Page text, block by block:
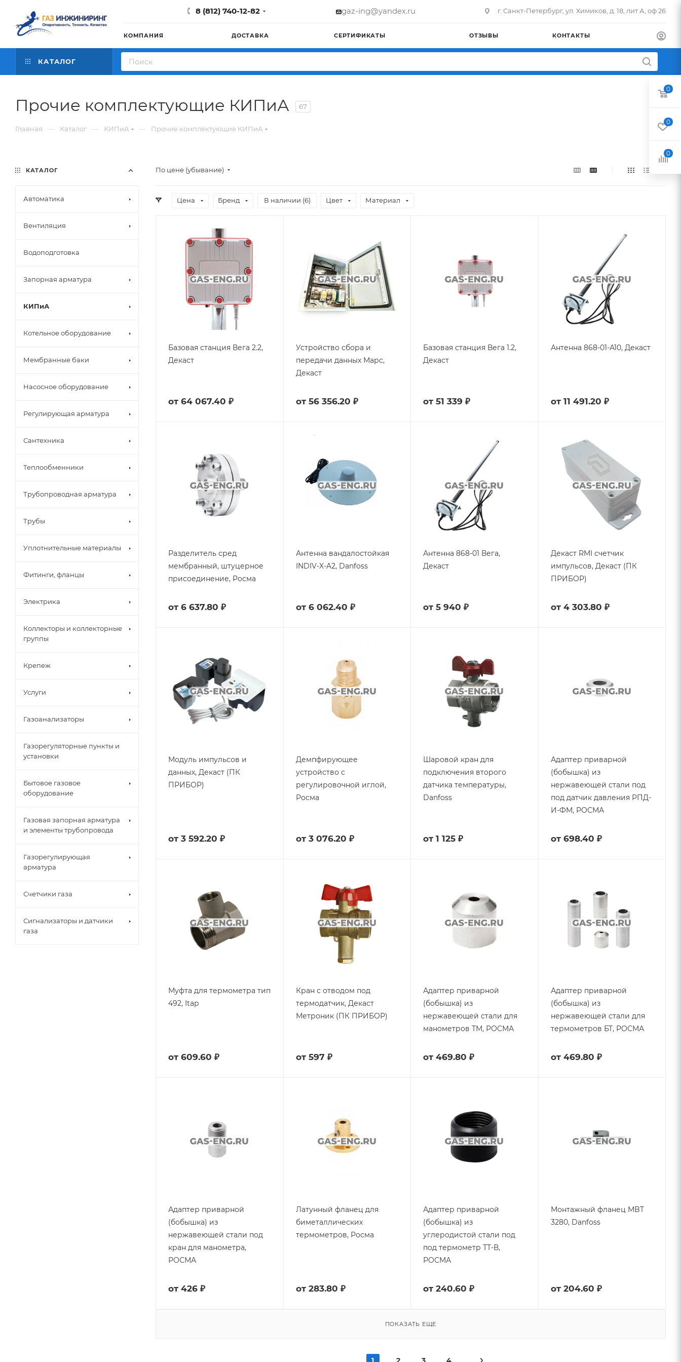
8 (812) 740-12-82 gaz-ing@yandex.ru г. Санкт-Петербург, ул. Химиков, д. 18, лит А, оф 26
КОМПАНИЯ ДОСТАВКА СЕРТИФИКАТЫ ОТЗЫВЫ КОНТАКТЫ
КАТАЛОГ
Прочие комплектующие КИПиА 67
Главная — Каталог — КИПиА — Прочие комплектующие КИПиА
По цене (убывание)
Цена Бренд В наличии (6) Цвет Материал
Базовая станция Вега 2.2,
Декаст
от 64 067.40 ₽
Устройство сбора и
передачи данных Марс,
Декаст
от 56 356.20 ₽
Базовая станция Вега 1.2,
Декаст
от 51 339 ₽
Антенна 868-01-А10, Декаст
от 11 491.20 ₽
Разделитель сред
мембранный, штуцерное
присоединение, Росма
от 6 637.80 ₽
Антенна вандалостойкая
INDIV-X-A2, Danfoss
от 6 062.40 ₽
Антенна 868-01 Вега,
Декаст
от 5 940 ₽
Декаст RMI счетчик
импульсов, Декаст (ПК
ПРИБОР)
от 4 303.80 ₽
Модуль импульсов и
данных, Декаст (ПК
ПРИБОР)
от 3 592.20 ₽
Демпфирующее
устройство с
регулировочной иглой,
Росма
от 3 076.20 ₽
Шаровой кран для
подключения второго
датчика температуры,
Danfoss
от 1 125 ₽
Адаптер приварной
(бобышка) из
нержавеющей стали под
под датчик давления РПД-
И-ФМ, РОСМА
от 698.40 ₽
Муфта для термометра тип
492, Itap
от 609.60 ₽
Кран с отводом под
термодатчик, Декаст
Метроник (ПК ПРИБОР)
от 597 ₽
Адаптер приварной
(бобышка) из
нержавеющей стали для
манометров ТМ, РОСМА
от 469.80 ₽
Адаптер приварной
(бобышка) из
нержавеющей стали для
термометров БТ, РОСМА
от 469.80 ₽
Адаптер приварной
(бобышка) из
нержавеющей стали под
кран для манометра,
РОСМА
от 426 ₽
Латунный фланец для
биметаллических
термометров, Росма
от 283.80 ₽
Адаптер приварной
(бобышка) из
углеродистой стали под
под термометр ТТ-В,
РОСМА
от 240.60 ₽
Монтажный фланец MBT
3280, Danfoss
от 204.60 ₽
ПОКАЗАТЬ ЕЩЕ
КАТАЛОГ
Автоматика
Вентиляция
Водоподготовка
Запорная арматура
КИПиА
Котельное оборудование
Мембранные баки
Насосное оборудование
Регулирующая арматура
Сантехника
Теплообменники
Трубопроводная арматура
Трубы
Уплотнительные материалы
Фитинги, фланцы
Электрика
Коллекторы и коллекторные
группы
Крепеж
Услуги
Газоанализаторы
Газорегуляторные пункты и
установки
Бытовое газовое
оборудование
Газовая запорная арматура
и элементы трубопровода
Газорегулирующая
арматура
Счетчики газа
Сигнализаторы и датчики
газа
0
0
0